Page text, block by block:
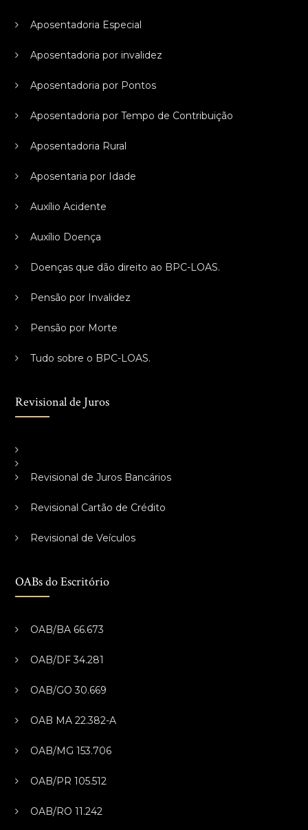
Aposentadoria Especial
Aposentadoria por invalidez
Aposentadoria por Pontos
Aposentadoria por Tempo de Contribuição
Aposentadoria Rural
Aposentaria por Idade
Auxílio Acidente
Auxílio Doença
Doenças que dão direito ao BPC-LOAS.
Pensão por Invalidez
Pensão por Morte
Tudo sobre o BPC-LOAS.
Revisional de Juros
Revisional de Juros Bancários
Revisional Cartão de Crédito
Revisional de Veículos
OABs do Escritório
OAB/BA 66.673
OAB/DF 34.281
OAB/GO 30.669
OAB MA 22.382-A
OAB/MG 153.706
OAB/PR 105.512
OAB/RO 11.242